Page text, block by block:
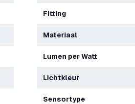
Fitting
Materiaal
Lumen per Watt
Lichtkleur
Sensortype